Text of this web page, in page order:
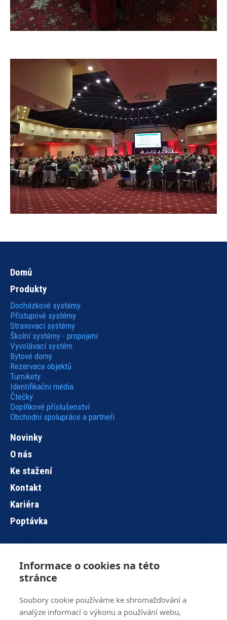
Informace o cookies na této
stránce
Soubory cookie používáme ke shromažďování a
analýze informací o výkonu a používání webu,
Hlavní
navigace
Domů
Produkty
Docházkové systémy
Přístupové systémy
Stravovací systémy
Školní systémy - propojení
Vyvolávací systém
Bytové domy
Rezervace objektů
Turnikety
Identifikační média
Čtečky
Doplňkové příslušenství
Obchodní spolupráce a partneři
Novinky
O nás
Ke stažení
Kontakt
Kariéra
Poptávka
Hlavní